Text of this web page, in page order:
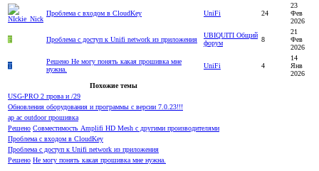
Проблема с входом в CloudKey UniFi 24
23
Фев
2026
F Проблема с доступ к Unifi network из приложения
UBIQUITI Общий
форум
8
21
Фев
2026
T
Решено Не могу понять какая прошивка мне
нужна.
UniFi 4
14
Янв
2026
Похожие темы
USG-PRO 2 прова и /29
Обновления оборудования и программы с версии 7.0.23!!!
ap ac outdoor прошивка
Решено Совместимость Amplifi HD Mesh c другими производителями
Проблема с входом в CloudKey
Проблема с доступ к Unifi network из приложения
Решено Не могу понять какая прошивка мне нужна.